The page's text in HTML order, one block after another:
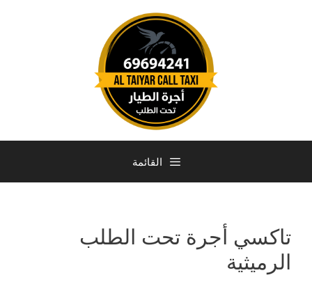
القائمة
تاكسي أجرة تحت الطلب
الرميثية